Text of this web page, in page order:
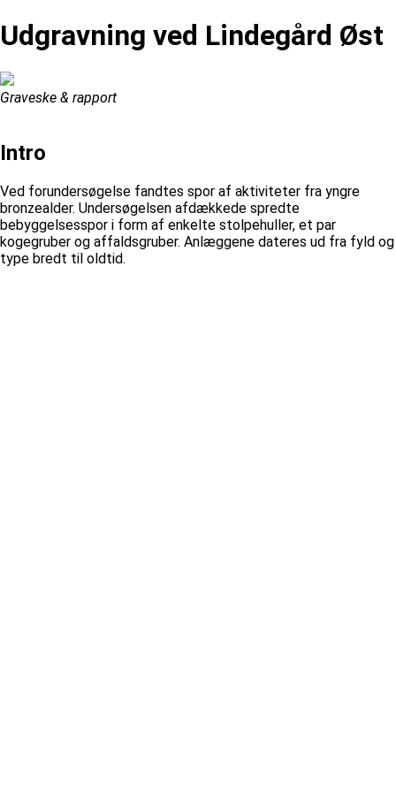
Udgravning ved Lindegård Øst
Graveske & rapport
Intro
Ved forundersøgelse fandtes spor af aktiviteter fra yngre
bronzealder. Undersøgelsen afdækkede spredte
bebyggelsesspor i form af enkelte stolpehuller, et par
kogegruber og affaldsgruber. Anlæggene dateres ud fra fyld og
type bredt til oldtid.